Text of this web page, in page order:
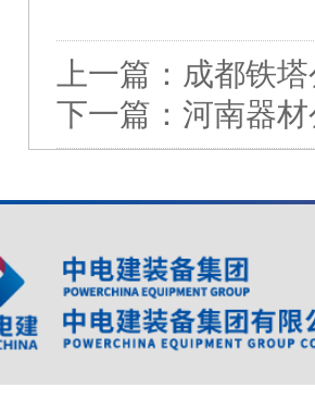
上一篇： 成都铁
下一篇： 河南器